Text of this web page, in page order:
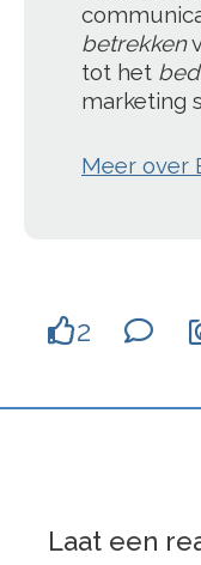
betrekken
tot het
marketing
Meer over
2
Laat een